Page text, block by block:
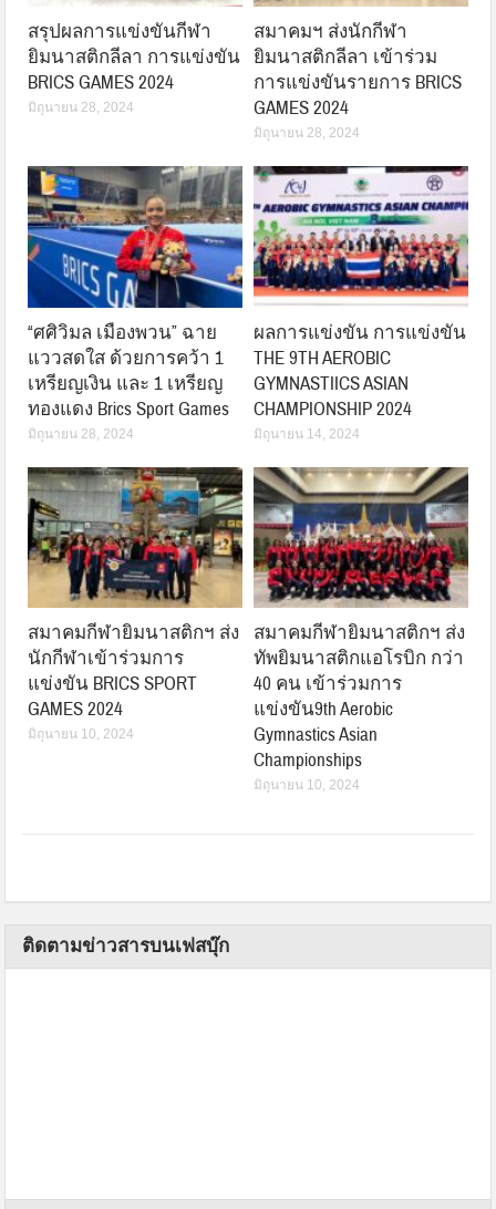
สรุปผลการแข่งขันกีฬา
ยิมนาสติกลีลา การแข่งขัน
BRICS GAMES 2024
มิถุนายน 28, 2024
สมาคมฯ ส่งนักกีฬา
ยิมนาสติกลีลา เข้าร่วม
การแข่งขันรายการ BRICS
GAMES 2024
มิถุนายน 28, 2024
“ศศิวิมล เมืองพวน” ฉาย
แววสดใส ด้วยการคว้า 1
เหรียญเงิน และ 1 เหรียญ
ทองแดง Brics Sport Games
มิถุนายน 28, 2024
ผลการแข่งขัน การแข่งขัน
THE 9TH AEROBIC
GYMNASTIICS ASIAN
CHAMPIONSHIP 2024
มิถุนายน 14, 2024
สมาคมกีฬายิมนาสติกฯ ส่ง
นักกีฬาเข้าร่วมการ
แข่งขัน BRICS SPORT
GAMES 2024
มิถุนายน 10, 2024
สมาคมกีฬายิมนาสติกฯ ส่ง
ทัพยิมนาสติกแอโรบิก กว่า
40 คน เข้าร่วมการ
แข่งขัน9th Aerobic
Gymnastics Asian
Championships
มิถุนายน 10, 2024
ติดตามข่าวสารบนเฟสบุ๊ก